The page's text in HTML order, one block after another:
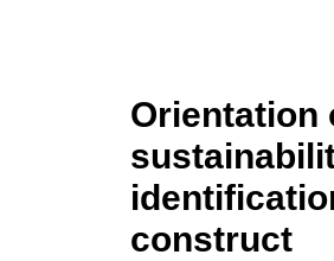
Orientation
construct